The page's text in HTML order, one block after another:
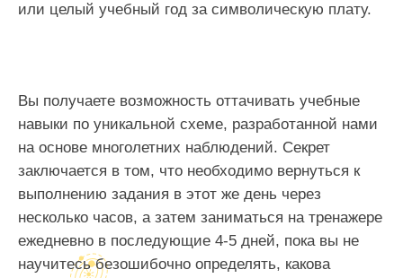
или целый учебный год за символическую плату.
Вы получаете возможность оттачивать учебные
навыки по уникальной схеме, разработанной нами
на основе многолетних наблюдений. Секрет
заключается в том, что необходимо вернуться к
выполнению задания в этот же день через
несколько часов, а затем заниматься на тренажере
ежедневно в последующие 4-5 дней, пока вы не
научитесь безошибочно определять, какова